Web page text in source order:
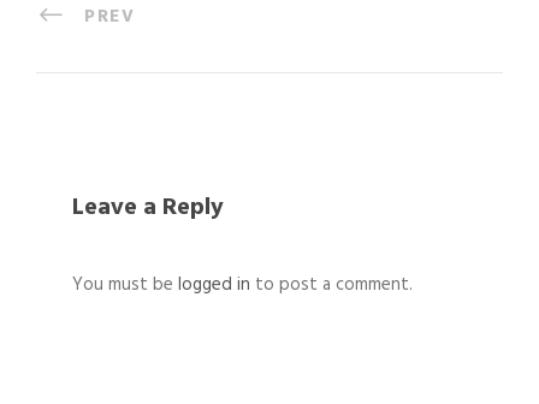
PREV
Leave a Reply
You must be logged in to post a comment.